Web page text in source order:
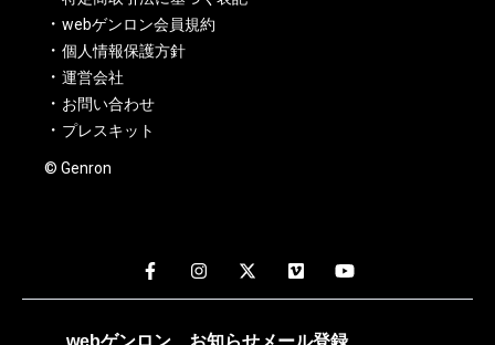
webゲンロン会員規約
個人情報保護方針
運営会社
お問い合わせ
プレスキット
© Genron
webゲンロン お知らせメール登録